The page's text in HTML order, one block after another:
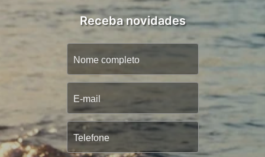
Receba novidades